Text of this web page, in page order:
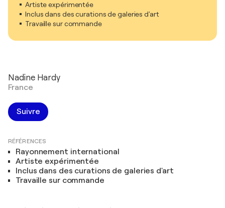
Artiste expérimentée
Inclus dans des curations de galeries d'art
Travaille sur commande
Nadine Hardy
France
Suivre
RÉFÉRENCES
Rayonnement international
Artiste expérimentée
Inclus dans des curations de galeries d'art
Travaille sur commande